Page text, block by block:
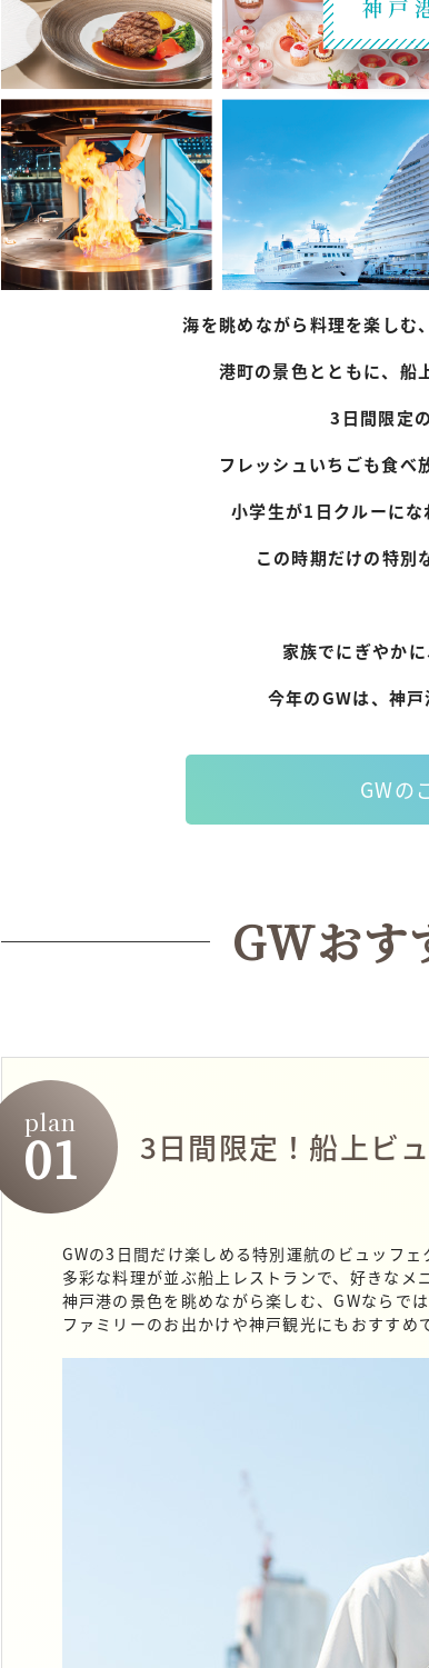
海を眺めながら料理を楽しむ、
港町の景色とともに、 船
3日間限定
フレッシュいちごも食べ
小学生が1日クルーにな
この時期だけの特別
家族でにぎやか
今年のGWは、神戸
GWの
GWおす
plan
01 3日間限定！船上ビ
GWの3日間だけ楽しめる特別運航のビュッフェ
多彩な料理が並ぶ船上レストランで、好きなメ
神戸港の景色を眺めながら楽しむ、GWならで
ファミリーのお出かけや神戸観光にもおすすめで